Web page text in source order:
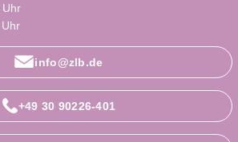
info@zlb.de
+49 30 90226-401